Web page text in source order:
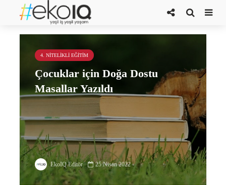
Değişim Liderleri Derneği
4. NITELIKLI EĞITIM
Çocuklar için Doğa Dostu
Masallar Yazıldı
EkoIQ Editör 25 Nisan 2022